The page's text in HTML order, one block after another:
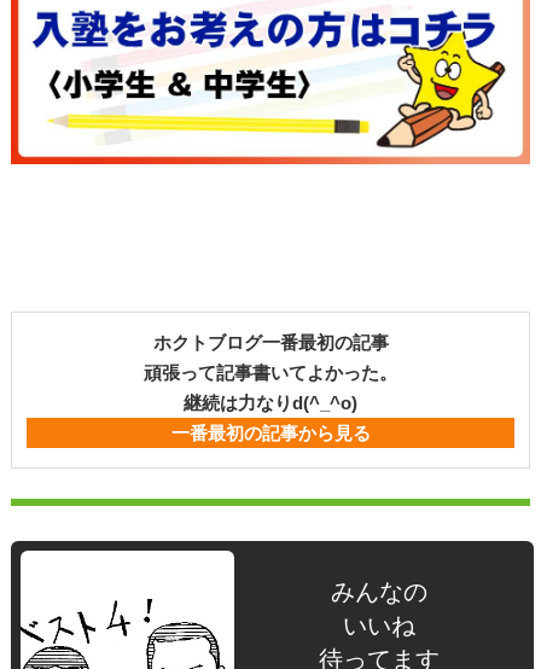
ホクトブログ一番最初の記事
頑張って記事書いてよかった。
継続は力なりd(^_^o)
一番最初の記事から見る
みんなの
いいね
待ってます